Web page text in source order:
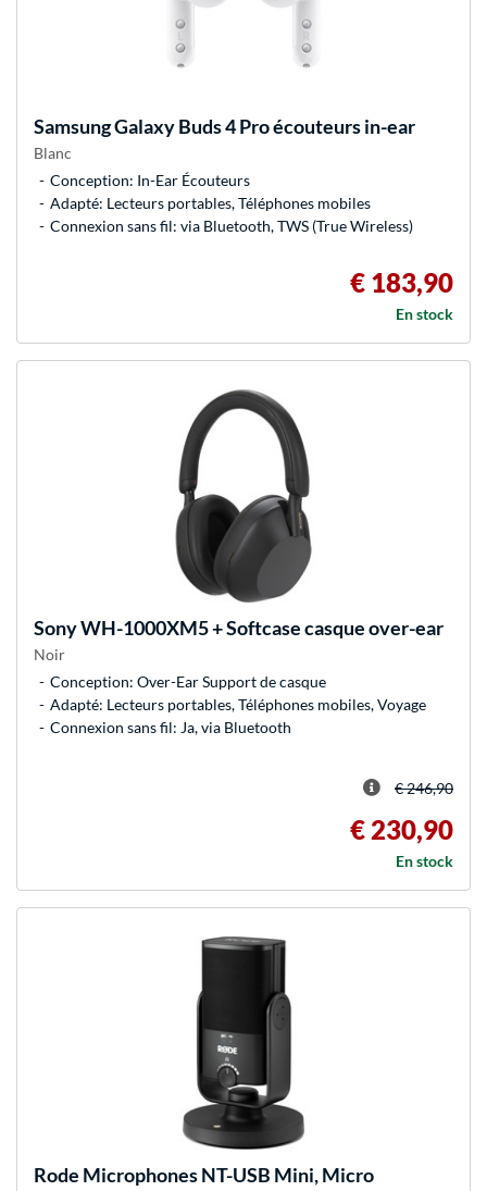
SamsungGalaxy Buds 4 Pro écouteurs in-ear
Blanc
Conception: In-Ear Écouteurs
Adapté: Lecteurs portables, Téléphones mobiles
Connexion sans fil: via Bluetooth, TWS (True Wireless)
€ 183,90
En stock
SonyWH-1000XM5 + Softcase casque over-ear
Noir
Conception: Over-Ear Support de casque
Adapté: Lecteurs portables, Téléphones mobiles, Voyage
Connexion sans fil: Ja, via Bluetooth
€ 246,90
€ 230,90
En stock
Rode MicrophonesNT-USB Mini, Micro